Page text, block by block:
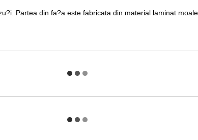
Partea din fa?a este fabricata din material laminat